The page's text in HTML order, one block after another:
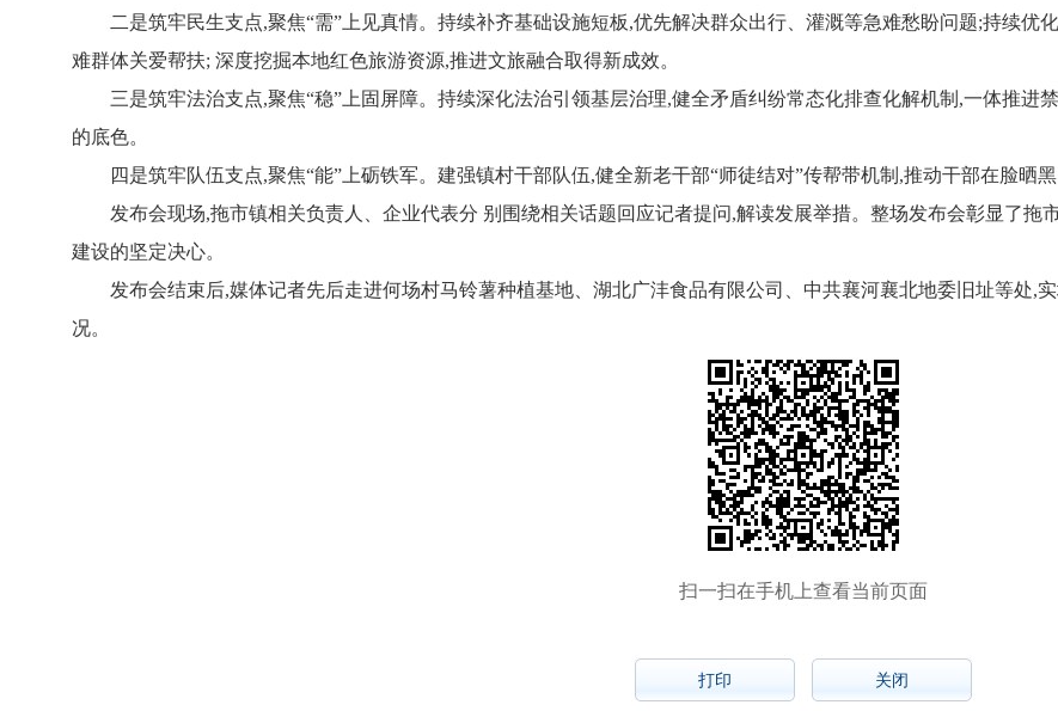
二是筑牢民生支点,聚焦“需”上见真情。持续补齐基础设施短板,优先解决群众出行、灌溉等急难愁盼问题;持续优
难群体关爱帮扶; 深度挖掘本地红色旅游资源,推进文旅融合取得新成效。
三是筑牢法治支点,聚焦“稳”上固屏障。持续深化法治引领基层治理,健全矛盾纠纷常态化排查化解机制,一体推进
的底色。
四是筑牢队伍支点,聚焦“能”上砺铁军。建强镇村干部队伍,健全新老干部“师徒结对”传帮带机制,推动干部在脸晒
发布会现场,拖市镇相关负责人、企业代表分 别围绕相关话题回应记者提问,解读发展举措。整场发布会彰显了
建设的坚定决心。
发布会结束后,媒体记者先后走进何场村马铃薯种植基地、湖北广沣食品有限公司、中共襄河襄北地委旧址等处,
况。
扫一扫在手机上查看当前页面
打印 关闭